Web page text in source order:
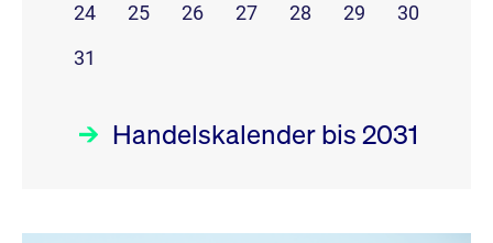
24
25 26 27 28 29
30
31
Handelskalender bis 2031